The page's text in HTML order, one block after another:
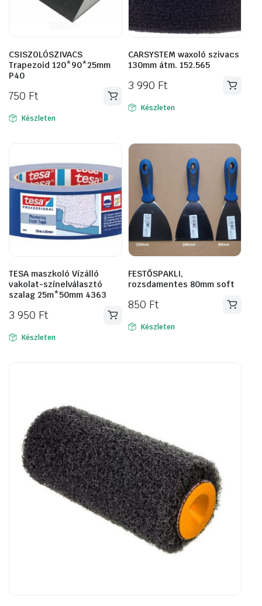
CSISZOLÓSZIVACS
Trapezoid 120*90*25mm
P40
750 Ft
Készleten
CARSYSTEM waxoló szivacs
130mm átm. 152.565
3 990 Ft
Készleten
TESA maszkoló Vízálló
vakolat-színelválasztó
szalag 25m*50mm 4363
3 950 Ft
Készleten
FESTŐSPAKLI,
rozsdamentes 80mm soft
850 Ft
Készleten